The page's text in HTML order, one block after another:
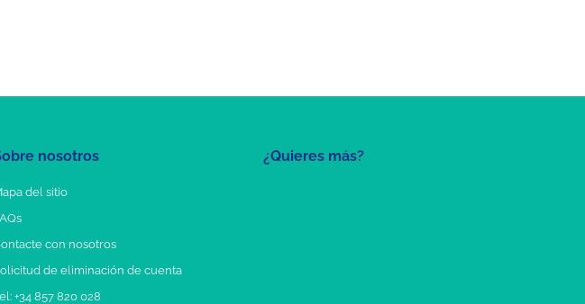
¿Quieres más?
nosotros
del sitio
con nosotros
de eliminación de cuenta
+34 857 820 028